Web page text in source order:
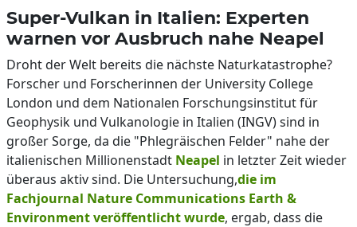
Super-Vulkan in Italien: Experten
warnen vor Ausbruch nahe Neapel
Droht der Welt bereits die nächste Naturkatastrophe?
Forscher und Forscherinnen der University College
London und dem Nationalen Forschungsinstitut für
Geophysik und Vulkanologie in Italien (INGV) sind in
großer Sorge, da die "Phlegräischen Felder" nahe der
italienischen Millionenstadt Neapel in letzter Zeit wieder
überaus aktiv sind. Die Untersuchung,die im
Fachjournal Nature Communications Earth &
Environment veröffentlicht wurde, ergab, dass die